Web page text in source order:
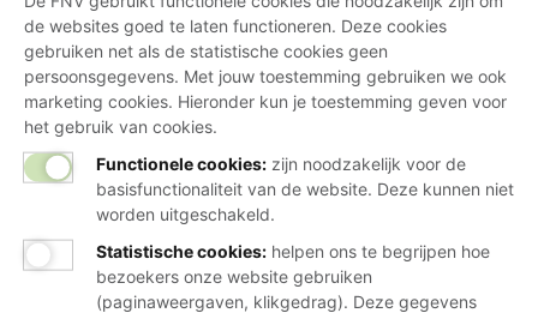
de websites goed te laten functioneren. Deze cookies
gebruiken net als de statistische cookies geen
persoonsgegevens. Met jouw toestemming gebruiken we ook
marketing cookies. Hieronder kun je toestemming geven voor
het gebruik van cookies.
Functionele cookies: zijn noodzakelijk voor de
basisfunctionaliteit van de website. Deze kunnen niet
worden uitgeschakeld.
Statistische cookies: helpen ons te begrijpen hoe
bezoekers onze website gebruiken
(paginaweergaven, klikgedrag). Deze gegevens